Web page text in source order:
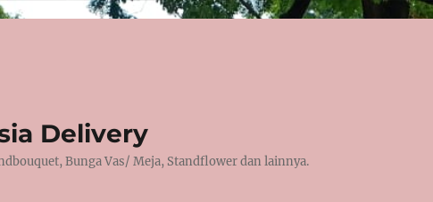
Delivery
Bunga Vas/ Meja, Standflower dan lainnya.